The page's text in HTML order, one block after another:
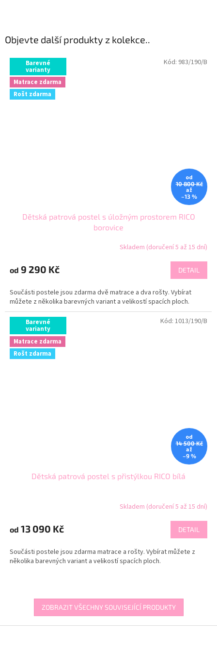
Objevte další produkty z kolekce..
Barevné
varianty
Matrace zdarma
Rošt zdarma
od
10 800 Kč
až
–13 %
Dětská patrová postel s úložným prostorem RICO
borovice
Skladem (doručení 5 až 15 dní)
od 9 290 Kč DETAIL
Součásti postele jsou zdarma dvě matrace a dva rošty. Vybírat
můžete z několika barevných variant a velikostí spacích ploch.
Kód: 983/190/B
Barevné
varianty
Matrace zdarma
Rošt zdarma
od
14 500 Kč
až
–9 %
Dětská patrová postel s přistýlkou RICO bílá
Skladem (doručení 5 až 15 dní)
od 13 090 Kč DETAIL
Součásti postele jsou zdarma matrace a rošty. Vybírat můžete z
několika barevných variant a velikostí spacích ploch.
Kód: 1013/190/B
ZOBRAZIT VŠECHNY SOUVISEJÍCÍ PRODUKTY